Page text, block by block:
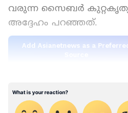
വരുന്ന സൈബര്‍
അദ്ദേഹം പറഞ്ഞത്.
Add Asianetnews as a
വിവിധ തരത്തിലുള്ള
കുറ്റകൃത്യങ്ങളെയും